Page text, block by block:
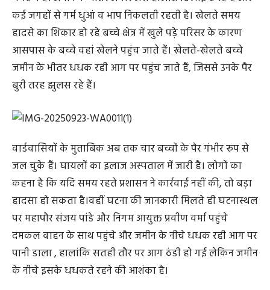
कई जगहों से गर्म धुआं व भाप निकलती रहती है। खेलते समय
हादसे का शिकार हो रहे बच्चे क्षेत्र में खुले पड़े परिसर के कारण
आसपास के बच्चे वहां खेलने पहुंच जाते हैं। खेलते-खेलते बच्चे
जमीन के भीतर धधक रही आग पर पहुंच जाते हैं, जिससे उनके पैर
बुरी तरह झुलस रहे हैं।
वार्डवासियों के मुताबिक अब तक चार बच्चों के पैर गंभीर रूप से
जल चुके हैं। घायलों का इलाज अस्पताल में जारी है। लोगों का
कहना है कि यदि समय रहते प्रशासन ने कार्रवाई नहीं की, तो बड़ा
हादसा हो सकता है।वहीं घटना की जानकारी मिलते ही घटनास्थल
पर महापौर संजय पांडे और निगम आयुक्त प्रवीण वर्मा पहुंचे
दमकल वाहन के साथ पहुंचे और जमीन के नीचे धधक रही आग पर
पानी डाला , हालांकि सतही तौर पर आग ठंडी हो गई लेकिन जमीन
के नीचे इसके धधकते रहने की आशंका है।